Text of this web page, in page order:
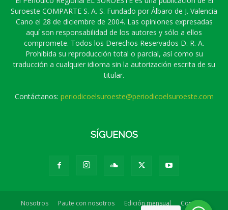
Suroeste COMPARTE S. A. S. Fundado por Álbaro de J. Valencia
Cano el 28 de diciembre de 2004. Las opiniones expresadas
aquí son responsabilidad de los autores y sólo a ellos
compromete. Todos los Derechos Reservados D. R. A.
Prohibida su reproducción total o parcial, así como su
traducción a cualquier idioma sin la autorización escrita de su
titular.
Contáctanos: periodicoelsuroeste@periodicoelsuroeste.com
SÍGUENOS
Nosotros Paute con nosotros Edición mensual Contacto